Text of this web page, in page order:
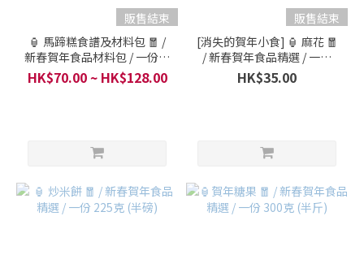
販售結束
🏮 馬蹄糕食譜及材料包 🧧 /
新春賀年食品材料包 / 一份材
料包可以製作2個 約500克
HK$70.00 ~ HK$128.00
販售結束
[消失的賀年小食] 🏮 麻花 🧧
/ 新春賀年食品精選 / 一份
200克 (半磅)
HK$35.00